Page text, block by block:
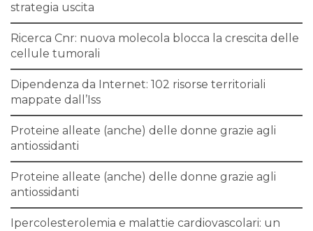
strategia uscita
Ricerca Cnr: nuova molecola blocca la crescita delle
cellule tumorali
Dipendenza da Internet: 102 risorse territoriali
mappate dall’Iss
Proteine alleate (anche) delle donne grazie agli
antiossidanti
Proteine alleate (anche) delle donne grazie agli
antiossidanti
Ipercolesterolemia e malattie cardiovascolari: un